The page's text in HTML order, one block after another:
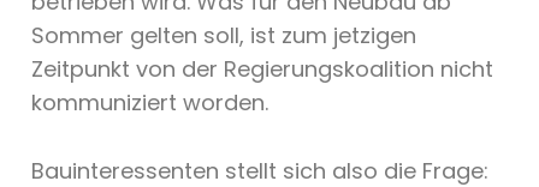
Sommer gelten soll, ist zum jetzigen
Zeitpunkt von der Regierungskoalition nicht
kommuniziert worden.
Bauinteressenten stellt sich also die Frage: